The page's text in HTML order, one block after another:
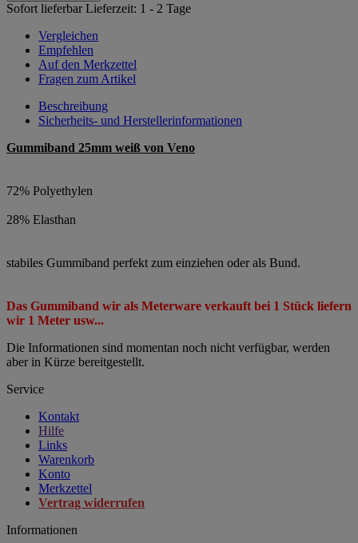
Sofort lieferbarLieferzeit: 1 - 2 Tage
Vergleichen
Empfehlen
Auf den Merkzettel
Fragen zum Artikel
Beschreibung
Sicherheits- und Herstellerinformationen
Gummiband 25mm weiß von Veno
72% Polyethylen
28% Elasthan
stabiles Gummiband perfekt zum einziehen oder als Bund.
Das Gummiband wir als Meterware verkauft bei 1 Stück liefern
wir 1 Meter usw...
Die Informationen sind momentan noch nicht verfügbar, werden
aber in Kürze bereitgestellt.
Service
Kontakt
Hilfe
Links
Warenkorb
Konto
Merkzettel
Vertrag widerrufen
Informationen